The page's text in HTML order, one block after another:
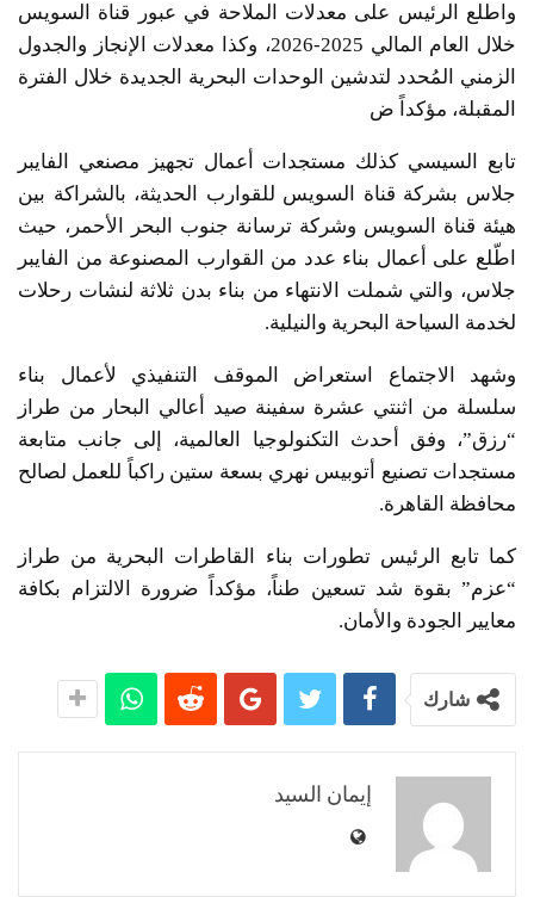
واطلع الرئيس على معدلات الملاحة في عبور قناة السويس
خلال العام المالي 2025-2026، وكذا معدلات الإنجاز والجدول
الزمني المُحدد لتدشين الوحدات البحرية الجديدة خلال الفترة
المقبلة، مؤكداً ض
تابع السيسي كذلك مستجدات أعمال تجهيز مصنعي الفايبر
جلاس بشركة قناة السويس للقوارب الحديثة، بالشراكة بين
هيئة قناة السويس وشركة ترسانة جنوب البحر الأحمر، حيث
اطّلع على أعمال بناء عدد من القوارب المصنوعة من الفايبر
جلاس، والتي شملت الانتهاء من بناء بدن ثلاثة لنشات رحلات
لخدمة السياحة البحرية والنيلية.
وشهد الاجتماع استعراض الموقف التنفيذي لأعمال بناء
سلسلة من اثنتي عشرة سفينة صيد أعالي البحار من طراز
“رزق”، وفق أحدث التكنولوجيا العالمية، إلى جانب متابعة
مستجدات تصنيع أتوبيس نهري بسعة ستين راكباً للعمل لصالح
محافظة القاهرة.
كما تابع الرئيس تطورات بناء القاطرات البحرية من طراز
“عزم” بقوة شد تسعين طناً، مؤكداً ضرورة الالتزام بكافة
معايير الجودة والأمان.
شارك
إيمان السيد